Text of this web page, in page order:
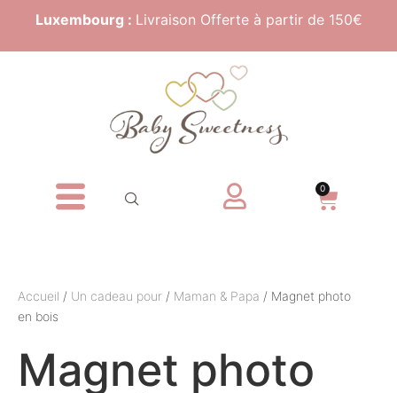
Luxembourg : Livraison Offerte à partir de 150€
0
Accueil / Un cadeau pour / Maman & Papa / Magnet photo
en bois
Magnet photo